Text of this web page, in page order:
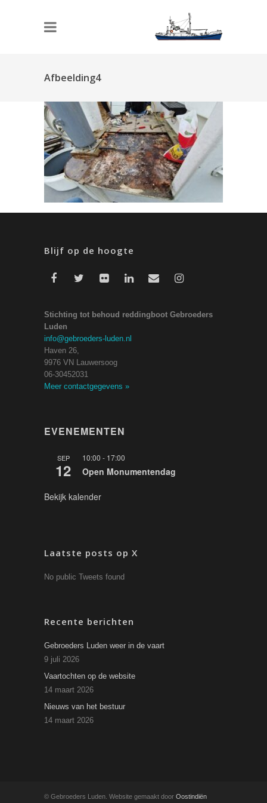
Afbeelding4
Blijf op de hoogte
Stichting tot behoud reddingboot Gebroeders
Luden
info@gebroeders-luden.nl
Haven 26,
9976 VN Lauwersoog
06-30452031
Meer contactgegevens »
EVENEMENTEN
SEP
12
10:00 - 17:00
Open Monumentendag
Bekijk kalender
Laatste posts op X
No public Tweets found
Recente berichten
Gebroeders Luden weer in de vaart
9 juli 2026
Vaartochten op de website
14 maart 2026
Nieuws van het bestuur
14 maart 2026
© Gebroeders Luden. Website gemaakt door Oostindiën